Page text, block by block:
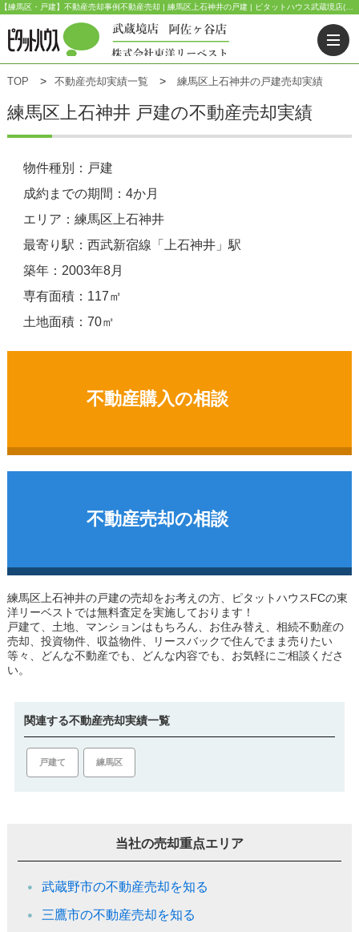
TOP 不動産売却実績一覧 練馬区上石神井の戸建売却実績
練馬区上石神井 戸建の不動産売却実績
物件種別：戸建
成約までの期間：4か月
エリア：練馬区上石神井
最寄り駅：西武新宿線「上石神井」駅
築年：2003年8月
専有面積：117㎡
土地面積：70㎡
不動産購入の相談
不動産売却の相談
練馬区上石神井の戸建の売却をお考えの方、ピタットハウスFCの東
洋リーベストでは無料査定を実施しております！
戸建て、土地、マンションはもちろん、お住み替え、相続不動産の
売却、投資物件、収益物件、リースバックで住んでまま売りたい
等々、どんな不動産でも、どんな内容でも、お気軽にご相談くださ
い。
関連する不動産売却実績一覧
戸建て 練馬区
当社の売却重点エリア
武蔵野市の不動産売却を知る
三鷹市の不動産売却を知る